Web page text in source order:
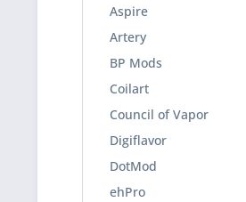
Aspire
Artery
BP Mods
Coilart
Council of Vapor
Digiflavor
DotMod
ehPro